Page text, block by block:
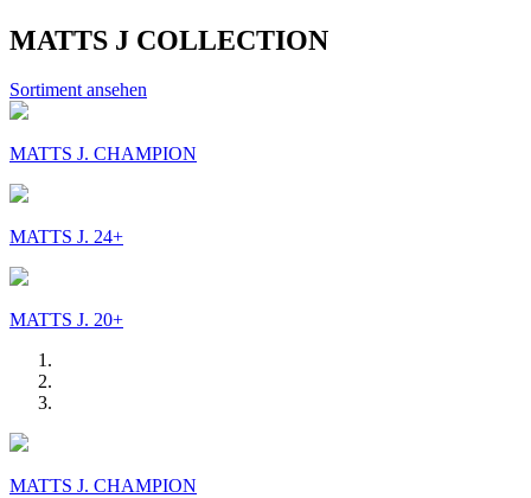
MATTS J COLLECTION
Sortiment ansehen
MATTS J. CHAMPION
MATTS J. 24+
MATTS J. 20+
MATTS J. CHAMPION